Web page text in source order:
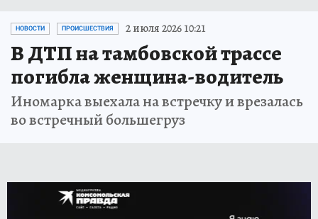
НОВОСТИ ПРОИСШЕСТВИЯ 2 июля 2026 10:21
В ДТП на тамбовской трассе
погибла женщина-водитель
Иномарка выехала на встречку и врезалась
во встречный большегруз